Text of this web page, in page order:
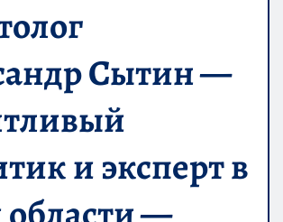
Сытин —
и эксперт в